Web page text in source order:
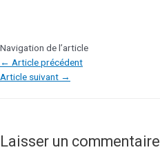
Navigation de l’article
← Article précédent
Article suivant →
Laisser un commentaire